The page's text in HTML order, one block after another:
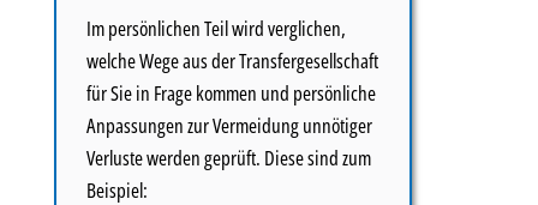
Im persönlichen Teil wird verglichen,
welche Wege aus der Transfergesellschaft
für Sie in Frage kommen und persönliche
Anpassungen zur Vermeidung unnötiger
Verluste werden geprüft. Diese sind zum
Beispiel: